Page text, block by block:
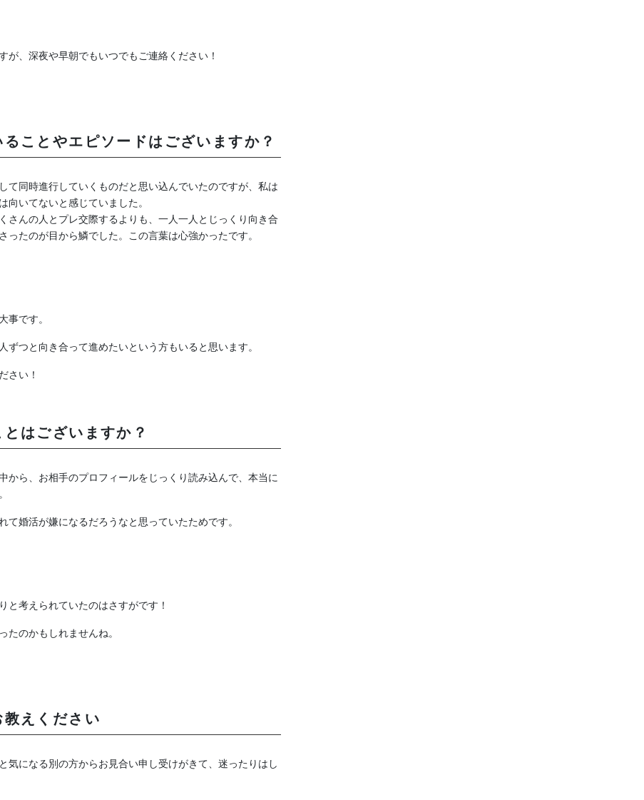
が、深夜や早朝でもいつでもご連絡ください！
ことやエピソードはございますか？
て同時進行していくものだと思い込んでいたのですが、私は
いてないと感じていました。
さんの人とプレ交際するよりも、一人一人とじっくり向き合
ったのが目から鱗でした。この言葉は心強かったです。
事です。
つと向き合って進めたいという方もいると思います。
さい！
はございますか？
から、お相手のプロフィールをじっくり読み込んで、本当に
婚活が嫌になるだろうなと思っていたためです。
と考えられていたのはさすがです！
のかもしれませんね。
えください
気になる別の方からお見合い申し受けがきて、迷ったりはし